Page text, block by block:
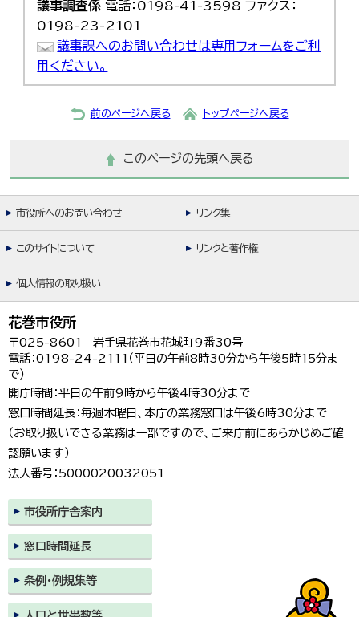
議事調査係 電話：0198-41-3598 ファクス：
0198-23-2101
議事課へのお問い合わせは専用フォームをご利
用ください。
前のページへ戻る トップページへ戻る
このページの先頭へ戻る
市役所へのお問い合わせ リンク集
このサイトについて リンクと著作権
個人情報の取り扱い
花巻市役所
〒025-8601 岩手県花巻市花城町9番30号
電話：0198-24-2111（平日の午前8時30分から午後5時15分ま
で）
開庁時間：平日の午前9時から午後4時30分まで
窓口時間延長：毎週木曜日、本庁の業務窓口は午後6時30分まで
（お取り扱いできる業務は一部ですので、ご来庁前にあらかじめご確
認願います）
法人番号：5000020032051
市役所庁舎案内
窓口時間延長
条例・例規集等